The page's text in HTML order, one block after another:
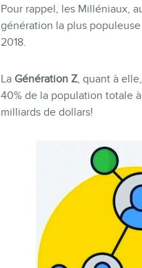
Pour rappel, les Milléniaux,
génération la plus
2018.
La Génération Z, quant à
40% de la population totale
milliards de dollars!